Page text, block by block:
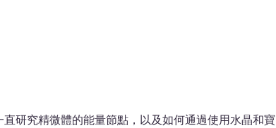
研究精微體的能量節點，以及如何通過使用水晶和寶